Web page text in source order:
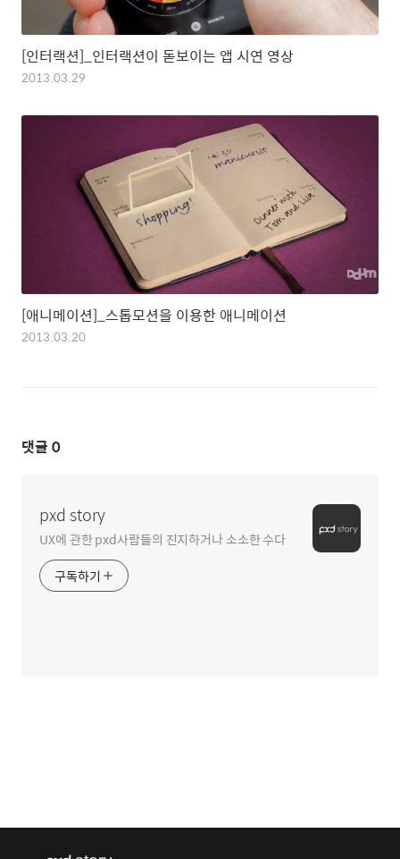
[인터랙션]_인터랙션이 돋보이는 앱 시연 영상
2013.03.29
[애니메이션]_스톱모션을 이용한 애니메이션
2013.03.20
댓글 0
pxd story
UX에 관한 pxd사람들의 진지하거나 소소한 수다
구독하기